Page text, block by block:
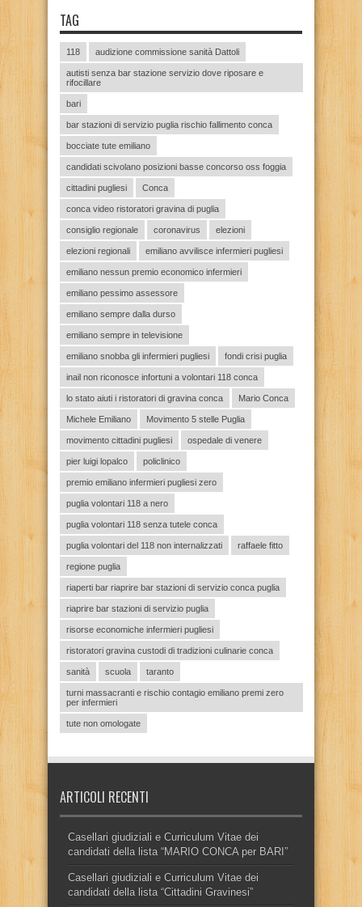
TAG
118 audizione commissione sanità Dattoli
autisti senza bar stazione servizio dove riposare e
rifocillare
bari
bar stazioni di servizio puglia rischio fallimento conca
bocciate tute emiliano
candidati scivolano posizioni basse concorso oss foggia
cittadini pugliesi Conca
conca video ristoratori gravina di puglia
consiglio regionale coronavirus elezioni
elezioni regionali emiliano avvilisce infermieri pugliesi
emiliano nessun premio economico infermieri
emiliano pessimo assessore
emiliano sempre dalla durso
emiliano sempre in televisione
emiliano snobba gli infermieri pugliesi fondi crisi puglia
inail non riconosce infortuni a volontari 118 conca
lo stato aiuti i ristoratori di gravina conca Mario Conca
Michele Emiliano Movimento 5 stelle Puglia
movimento cittadini pugliesi ospedale di venere
pier luigi lopalco policlinico
premio emiliano infermieri pugliesi zero
puglia volontari 118 a nero
puglia volontari 118 senza tutele conca
puglia volontari del 118 non internalizzati raffaele fitto
regione puglia
riaperti bar riaprire bar stazioni di servizio conca puglia
riaprire bar stazioni di servizio puglia
risorse economiche infermieri pugliesi
ristoratori gravina custodi di tradizioni culinarie conca
sanità scuola taranto
turni massacranti e rischio contagio emiliano premi zero
per infermieri
tute non omologate
ARTICOLI RECENTI
Casellari giudiziali e Curriculum Vitae dei
candidati della lista “MARIO CONCA per BARI”
Casellari giudiziali e Curriculum Vitae dei
candidati della lista “Cittadini Gravinesi”